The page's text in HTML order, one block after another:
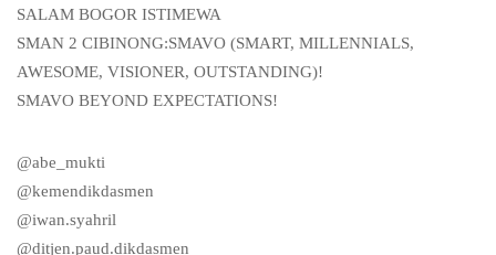
SALAM BOGOR ISTIMEWA
SMAN 2 CIBINONG:SMAVO (SMART, MILLENNIALS,
AWESOME, VISIONER, OUTSTANDING)!
SMAVO BEYOND EXPECTATIONS!
@abe_mukti
@kemendikdasmen
@iwan.syahril
@ditjen.paud.dikdasmen